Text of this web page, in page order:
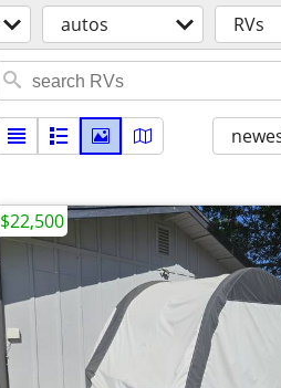
autos RVs
$22,500